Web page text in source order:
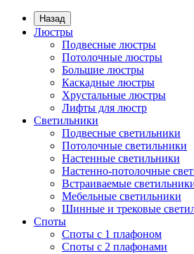
Назад
Люстры
Подвесные люстры
Потолочные люстры
Большие люстры
Каскадные люстры
Хрустальные люстры
Лифты для люстр
Светильники
Подвесные светильники
Потолочные светильники
Настенные светильники
Настенно-потолочные
Встраиваемые
Мебельные светильники
Шинные и трековые
Споты
Споты с 1 плафоном
Споты с 2 плафонами